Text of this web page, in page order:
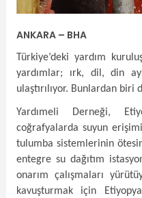
ANKARA – BHA
Türkiye’deki yardım
yardımlar; ırk, dil, din
ulaştırılıyor. Bunlardan biri
Yardımeli Derneği,
coğrafyalarda suyun
tulumba sistemlerinin
entegre su dağıtım
onarım çalışmaları
kavuşturmak için